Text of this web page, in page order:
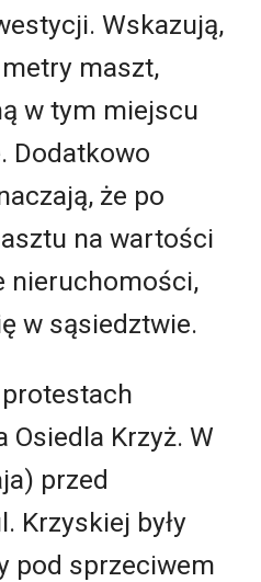
Wskazują,
maszt,
w tym miejscu
Dodatkowo
że po
na wartości
nieruchomości,
w sąsiedztwie.
Osiedla Krzyż. W
przed
Krzyskiej były
pod sprzeciwem